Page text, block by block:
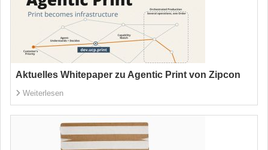
Aktuelles Whitepaper zu Agentic Print von Zipcon
Weiterlesen